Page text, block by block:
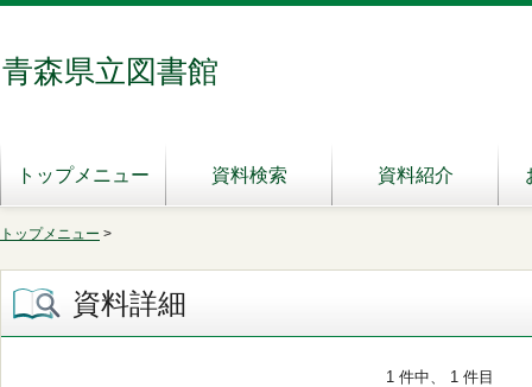
青森県立図書館
トップメニュー 資料検索 資料紹介
トップメニュー >
資料詳細
1 件中、 1 件目